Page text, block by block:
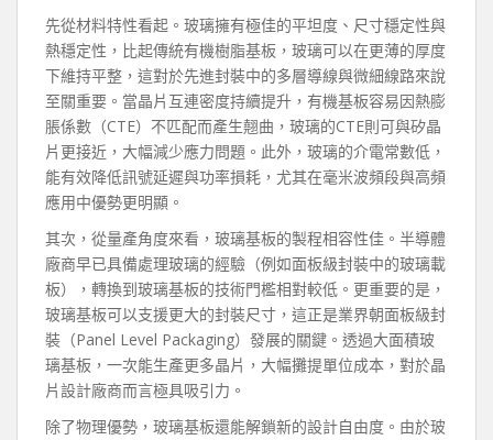
先從材料特性看起。玻璃擁有極佳的平坦度、尺寸穩定性與
熱穩定性，比起傳統有機樹脂基板，玻璃可以在更薄的厚度
下維持平整，這對於先進封裝中的多層導線與微細線路來說
至關重要。當晶片互連密度持續提升，有機基板容易因熱膨
脹係數（CTE）不匹配而產生翹曲，玻璃的CTE則可與矽晶
片更接近，大幅減少應力問題。此外，玻璃的介電常數低，
能有效降低訊號延遲與功率損耗，尤其在毫米波頻段與高頻
應用中優勢更明顯。
其次，從量產角度來看，玻璃基板的製程相容性佳。半導體
廠商早已具備處理玻璃的經驗（例如面板級封裝中的玻璃載
板），轉換到玻璃基板的技術門檻相對較低。更重要的是，
玻璃基板可以支援更大的封裝尺寸，這正是業界朝面板級封
裝（Panel Level Packaging）發展的關鍵。透過大面積玻
璃基板，一次能生產更多晶片，大幅攤提單位成本，對於晶
片設計廠商而言極具吸引力。
除了物理優勢，玻璃基板還能解鎖新的設計自由度。由於玻